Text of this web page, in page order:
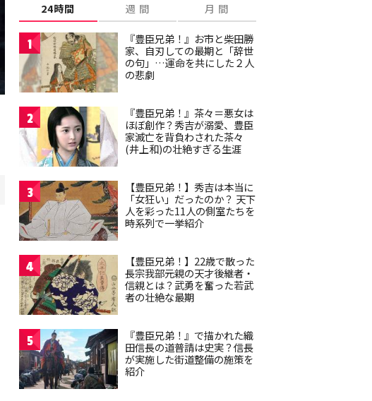
24時間 週 間 月 間
1
『豊臣兄弟！』お市と柴田勝
家、自刃しての最期と「辞世
の句」…運命を共にした２人
の悲劇
2
『豊臣兄弟！』茶々＝悪女は
ほぼ創作？秀吉が溺愛、豊臣
家滅亡を背負わされた茶々
(井上和)の壮絶すぎる生涯
3
【豊臣兄弟！】秀吉は本当に
「女狂い」だったのか？ 天下
人を彩った11人の側室たちを
時系列で一挙紹介
4
【豊臣兄弟！】22歳で散った
長宗我部元親の天才後継者・
信親とは？武勇を奮った若武
者の壮絶な最期
5
『豊臣兄弟！』で描かれた織
田信長の道普請は史実？信長
が実施した街道整備の施策を
紹介